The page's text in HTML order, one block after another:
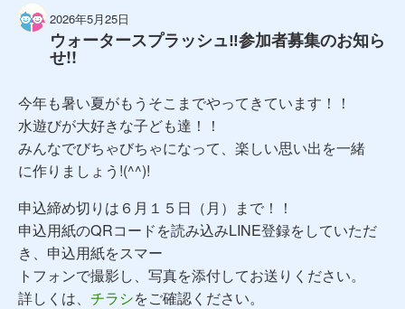
2026年5月25日
ウォータースプラッシュ‼参加者募集のお知ら
せ!!
今年も暑い夏がもうそこまでやってきています！！
水遊びが大好きな子ども達！！
みんなでびちゃびちゃになって、楽しい思い出を一緒
に作りましょう!(^^)!
申込締め切りは６月１５日（月）まで！！
申込用紙のQRコードを読み込みLINE登録をしていただ
き、申込用紙をスマー
トフォンで撮影し、写真を添付してお送りください。
詳しくは、 チラシをご確認ください。